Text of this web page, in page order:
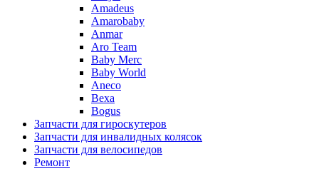
Amadeus
Amarobaby
Anmar
Aro Team
Baby Merc
Baby World
Aneco
Bexa
Bogus
Запчасти для гироскутеров
Запчасти для инвалидных колясок
Запчасти для велосипедов
Ремонт